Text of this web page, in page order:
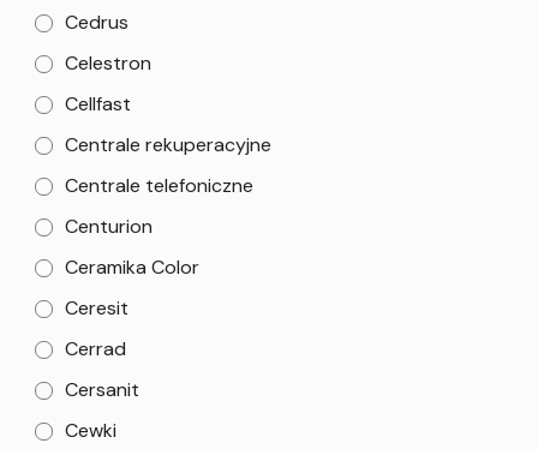
Cedrus
Celestron
Cellfast
Centrale rekuperacyjne
Centrale telefoniczne
Centurion
Ceramika Color
Ceresit
Cerrad
Cersanit
Cewki